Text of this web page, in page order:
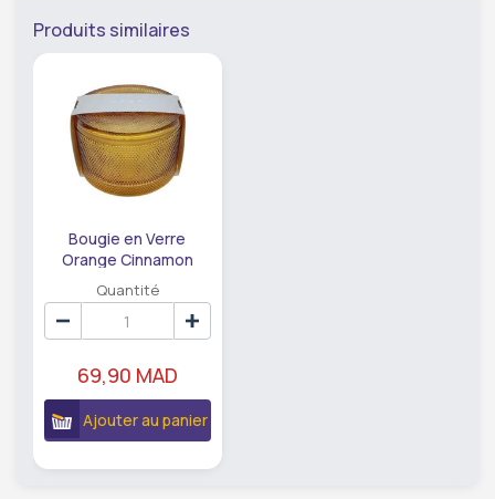
Produits similaires
Bougie en Verre
Orange Cinnamon
avec Couvercle Kasa
6cm
Quantité
69,90 MAD
Ajouter au panier